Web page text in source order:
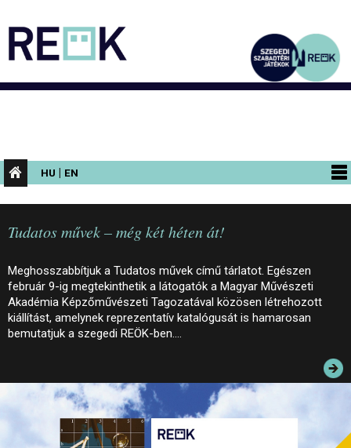
HU | EN
PROGRAMOK
KIÁLLÍTÁSOK
AZ ÉPÜLET
INFORMÁCIÓK
KONFERENCIA
ELÉRHETŐSÉG
PALOTASÉTÁK ÉS VEZETÉSEK
Tudatos művek – még két héten át!
Meghosszabbítjuk a Tudatos művek című tárlatot. Egészen
február 9-ig megtekinthetik a látogatók a Magyar Művészeti
Akadémia Képzőművészeti Tagozatával közösen létrehozott
kiállítást, amelynek reprezentatív katalógusát is hamarosan
bemutatjuk a szegedi REÖK-ben.…